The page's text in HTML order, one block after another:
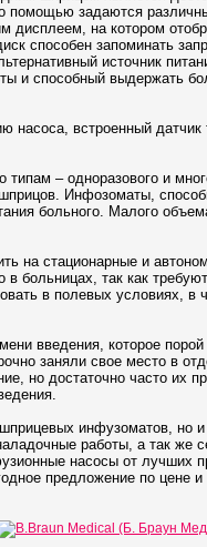
помощью задаются
дисплеем, на котором
способен запоминать
источник
и способный выдержать
встроенный датчик
– одноразового и
Инфозоматы,
больного. Малого
на стационарные и
больницах, так как
в полевых условиях, в
введения, которое
заняли свое место в
но достаточно часто их
инфузоматов, но
работы, а так же
насосы от лучших
предложение по цене